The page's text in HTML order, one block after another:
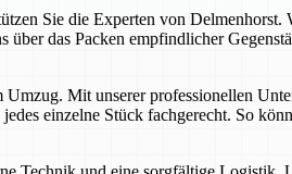
Sie die Experten von
das Packen empfindlicher
Mit unserer professionellen
einzelne Stück fachgerecht. So